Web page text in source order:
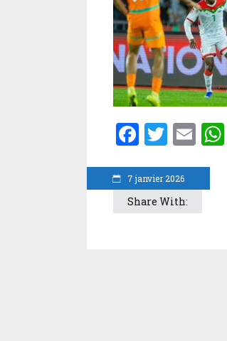
7 janvier 2026
Share With: